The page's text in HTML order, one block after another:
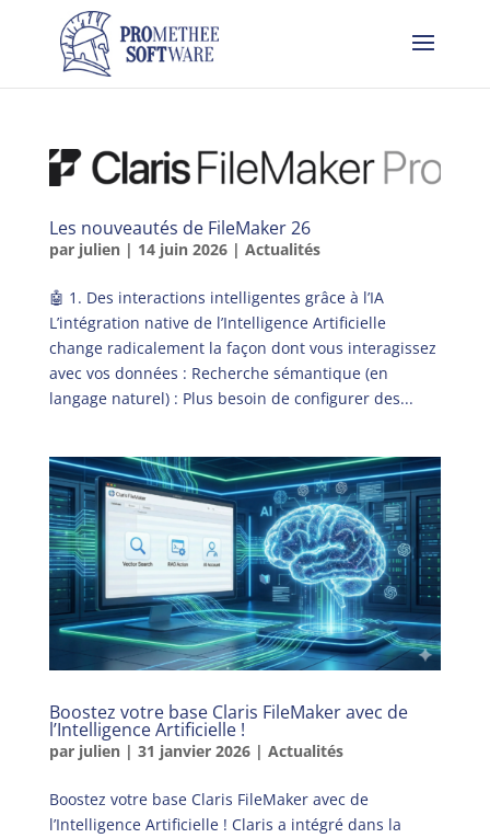
Les nouveautés de FileMaker 26
par julien| 14 juin 2026| Actualités
🤖 1. Des interactions intelligentes grâce à l’IA
L’intégration native de l’Intelligence Artificielle
change radicalement la façon dont vous interagissez
avec vos données : Recherche sémantique (en
langage naturel) : Plus besoin de configurer des...
Boostez votre base Claris FileMaker avec de
l’Intelligence Artificielle !
par julien| 31 janvier 2026| Actualités
Boostez votre base Claris FileMaker avec de
l’Intelligence Artificielle ! Claris a intégré dans la